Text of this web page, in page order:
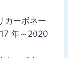
カーボネー
年～2020